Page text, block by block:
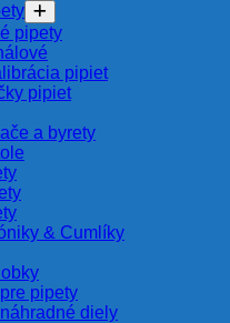
pipety
pipiet
pipiet
a byrety
& Cumlíky
pipety
diely